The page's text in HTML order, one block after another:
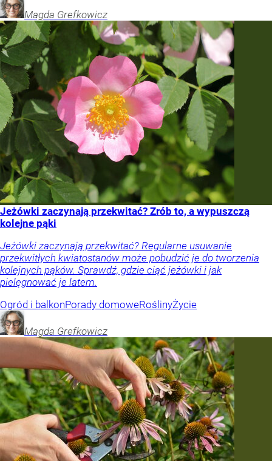
Magda Grefkowicz
Jeżówki zaczynają przekwitać? Zrób to, a wypuszczą
kolejne pąki
Jeżówki zaczynają przekwitać? Regularne usuwanie
przekwitłych kwiatostanów może pobudzić je do tworzenia
kolejnych pąków. Sprawdź, gdzie ciąć jeżówki i jak
pielęgnować je latem.
Ogród i balkonPorady domoweRoślinyŻycie
Magda Grefkowicz